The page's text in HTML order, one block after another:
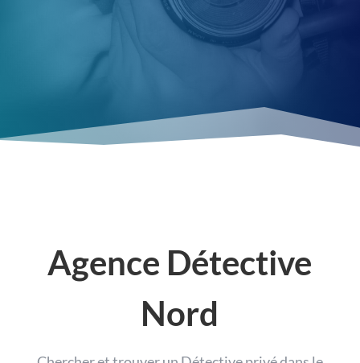
renseignements et conseils.
Agence Détective
Nord